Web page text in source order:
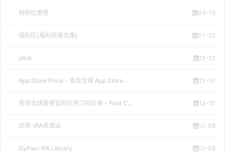
网购优惠券 03-19
福利区(福利资源合集) 07-22
olioli 12-13
App Store Price - 发现全球 App Store ... 12-10
查找全球最便宜的应用订阅价格 - Find C... 12-10
应用-iPA资源站 12-08
CyPwn IPA Library 12-08